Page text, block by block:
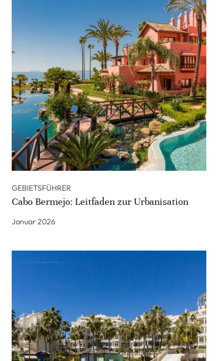
GEBIETSFÜHRER
Cabo Bermejo: Leitfaden zur Urbanisation
Januar 2026